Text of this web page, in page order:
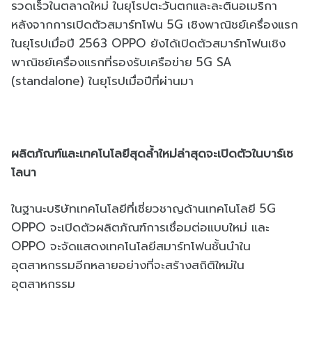
รวดเร็วในตลาดใหม่ ในยุโรปตะวันตกและละตินอเมริกา
หลังจากการเปิดตัวสมาร์ทโฟน 5G เชิงพาณิชย์เครื่องแรก
ในยุโรปเมื่อปี 2563 OPPO ยังได้เปิดตัวสมาร์ทโฟนเชิง
พาณิชย์เครื่องแรกที่รองรับเครือข่าย 5G SA
(standalone) ในยุโรปเมื่อปีที่ผ่านมา
ผลิตภัณฑ์และเทคโนโลยีสุดล้ำใหม่ล่าสุดจะเปิดตัวในบาร์เซ
โลนา
ในฐานะบริษัทเทคโนโลยีที่เชี่ยวชาญด้านเทคโนโลยี 5G
OPPO จะเปิดตัวผลิตภัณฑ์การเชื่อมต่อแบบใหม่ และ
OPPO จะจัดแสดงเทคโนโลยีสมาร์ทโฟนชั้นนำใน
อุตสาหกรรมอีกหลายอย่างที่จะสร้างสถิติใหม่ใน
อุตสาหกรรม